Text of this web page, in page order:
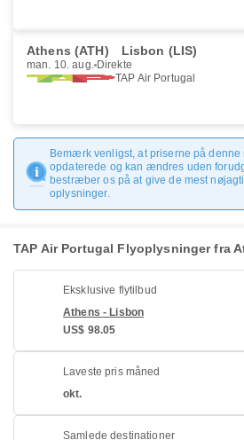
Athens (ATH) Lisbon (LIS)
man. 10. aug. Direkte
TAP Air Portugal
Bemærk venligst, at priserne på
opdaterede og kan ændres uden
bestræber os på at give de mest
oplysninger.
TAP Air Portugal Flyoplysninger fra
Eksklusive flytilbud
Athens - Lisbon
US$ 98.05
Laveste pris måned
okt.
Samlede destinationer